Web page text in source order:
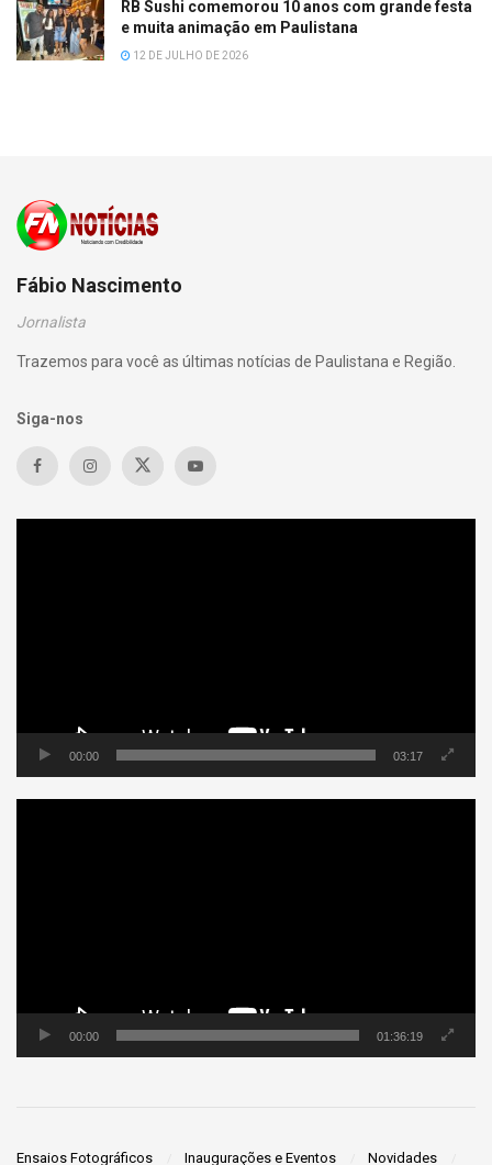
RB Sushi comemorou 10 anos com grande festa
e muita animação em Paulistana
12 DE JULHO DE 2026
Fábio Nascimento
Jornalista
Trazemos para você as últimas notícias de Paulistana e Região.
Siga-nos
00:00 03:17
00:00 01:36:19
Ensaios Fotográficos Inaugurações e Eventos Novidades